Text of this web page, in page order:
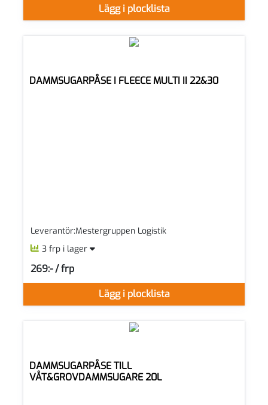
Lägg i plocklista
DAMMSUGARPÅSE I FLEECE MULTI II 22&30
Leverantör:Mestergruppen Logistik
3 frp i lager
Lägg i plocklista
269:- / frp
SEK per FRP
DAMMSUGARPÅSE TILL
VÅT&GROVDAMMSUGARE 20L